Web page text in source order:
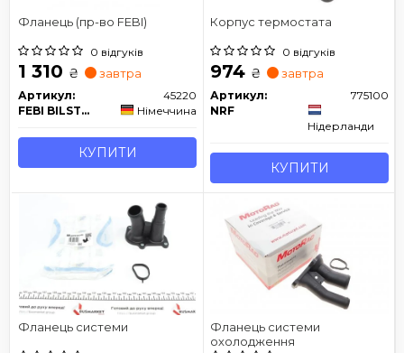
Фланець (пр-во FEBI)
0 відгуків
1 310 ₴ завтра
Артикул:
45220
FEBI BILSTEIN
Німеччина
КУПИТИ
Корпус термостата
0 відгуків
974 ₴ завтра
Артикул:
775100
NRF
Нідерланди
КУПИТИ
Фланець системи
Фланець системи
охолодження